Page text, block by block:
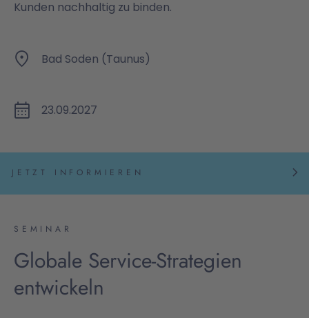
Kunden nachhaltig zu binden.
Bad Soden (Taunus)
23.09.2027
JETZT INFORMIEREN
SEMINAR
Globale Service-Strategien
entwickeln